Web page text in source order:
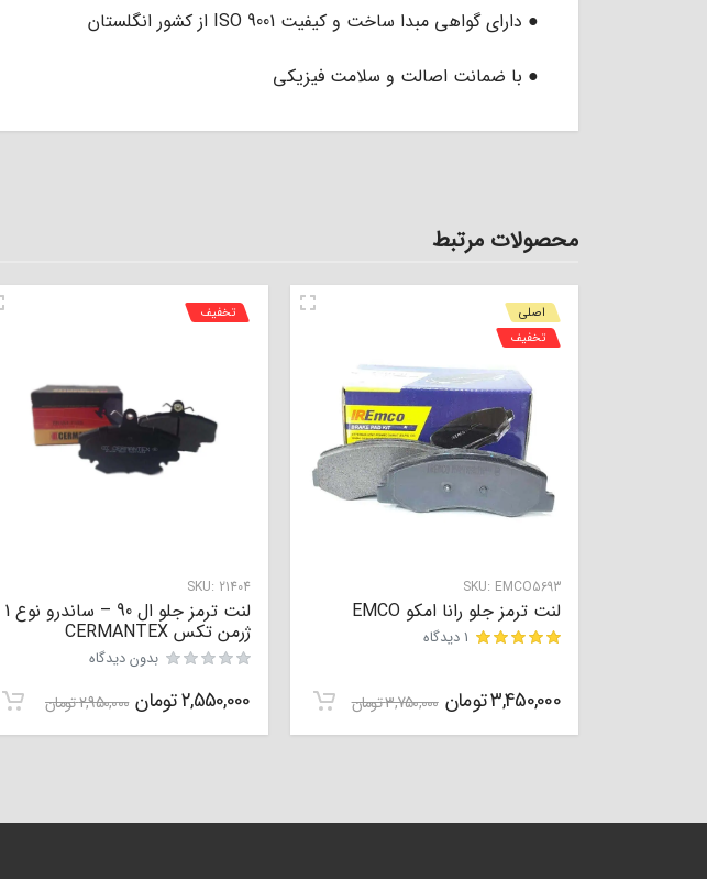
● دارای گواهی مبدا ساخت و کیفیت ISO 9001 از کشور انگلستان
● با ضمانت اصالت و سلامت فیزیکی
محصولات مرتبط
SKU: EMCO5693
اصلی
تخفیف
لنت ترمز جلو رانا امکو EMCO
1 دیدگاه
3,450,000تومان 3,750,000تومان
SKU: 21404
تخفیف
لنت ترمز جلو ال 90 – ساندرو نوع 1
ژرمن تکس CERMANTEX
بدون دیدگاه
2,550,000تومان 2,950,000تومان